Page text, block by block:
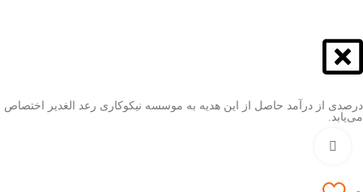
درصدی از درآمد حاصل از این هدیه به موسسه نیکوکاری رعد الغدیر اختصاص
می‌یابد.